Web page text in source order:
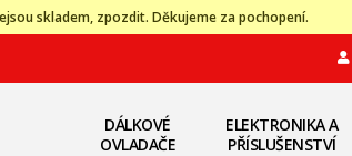
skladem, zpozdit. Děkujeme za pochopení.
DÁLKOVÉ
OVLADAČE
ELEKTRONIKA A
PŘÍSLUŠENSTVÍ